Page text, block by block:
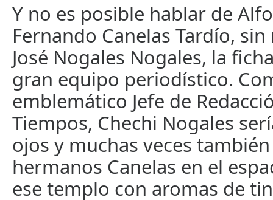
Y no es posible hablar de
Fernando Canelas Tardío,
José Nogales Nogales, la
gran equipo periodístico.
emblemático Jefe de
Tiempos, Chechi Nogales
ojos y muchas veces
hermanos Canelas en el
ese templo con aromas de